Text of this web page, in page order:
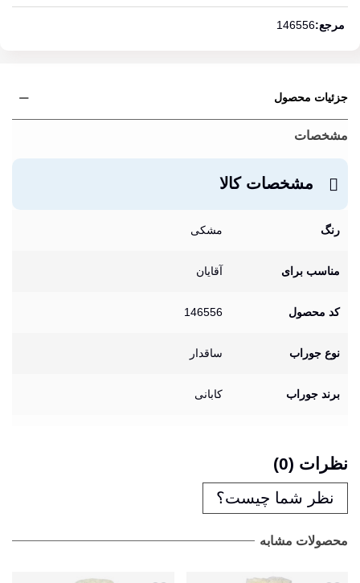
مرجع:146556
جزئیات محصول
مشخصات
مشخصات کالا
رنگ مشکی
مناسب برای آقایان
کد محصول 146556
نوع جوراب ساقدار
برند جوراب کابانی
نظرات (0)
نظر شما چیست؟
محصولات مشابه